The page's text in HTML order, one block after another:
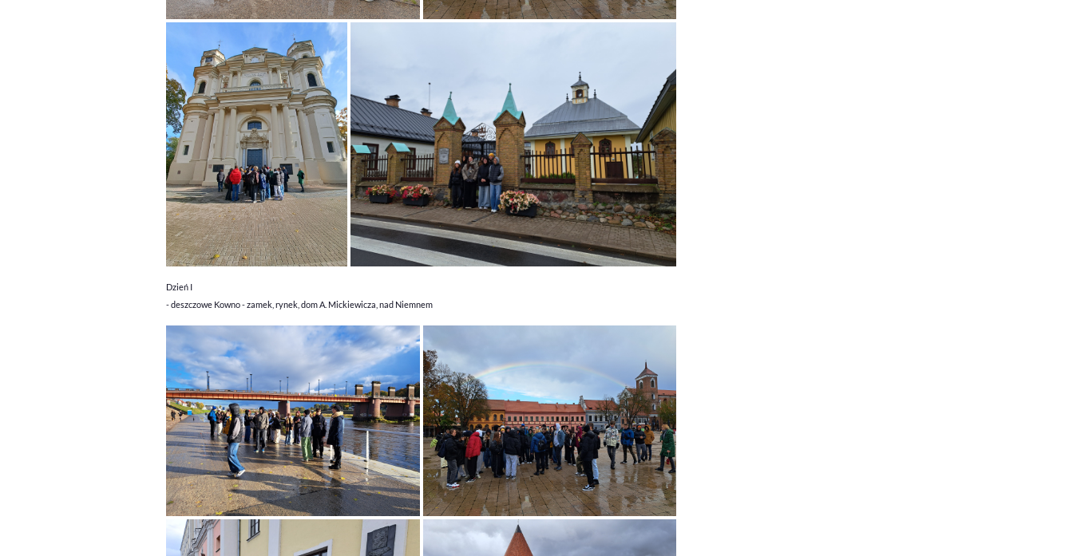
Dzień I
- deszczowe Kowno - zamek, rynek, dom A. Mickiewicza, nad Niemnem